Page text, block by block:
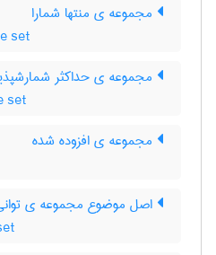
مجموعه ی منتها شمارا
set
مجموعه ی حداکثر
set
مجموعه ی افزوده شده
اصل موضوع مجموعه ی